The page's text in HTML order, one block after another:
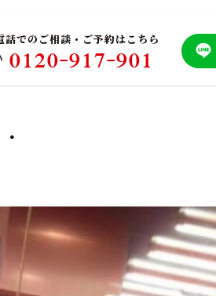
話でのご相談・ご予約はこちら
0120-917-901